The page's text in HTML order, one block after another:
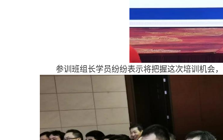
参训班组长学员纷纷表示将把握这次培训机会